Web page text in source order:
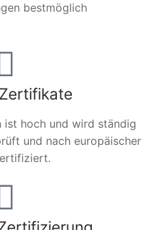
bestmöglich
ist hoch und wird ständig
und nach europäischer